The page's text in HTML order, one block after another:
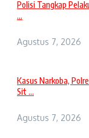
Polisi Tangkap
...
Agustus 7, 2026
Kasus Narkoba,
Sit ...
Agustus 7, 2026